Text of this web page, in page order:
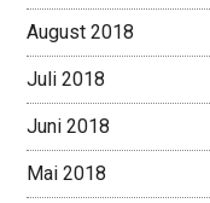
August 2018
Juli 2018
Juni 2018
Mai 2018